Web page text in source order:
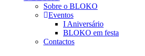
Sobre o BLOKO
Eventos
I Aniversário
BLOKO em festa
Contactos